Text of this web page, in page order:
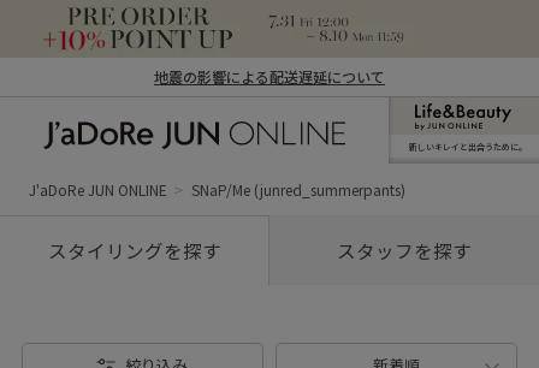
地震の影響による配送遅延について
ン オンライン）
新しいキレイと出合うために。
J'aDoRe JUN ONLINE SNaP/Me (junred_summerpants)
スタイリングを探す スタッフを探す